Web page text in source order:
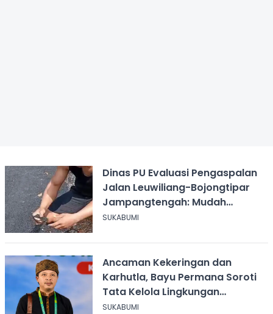
Dinas PU Evaluasi Pengaspalan
Jalan Leuwiliang-Bojongtipar
Jampangtengah: Mudah
Mengelupas
SUKABUMI
Ancaman Kekeringan dan
Karhutla, Bayu Permana Soroti
Tata Kelola Lingkungan
Sukabumi
SUKABUMI